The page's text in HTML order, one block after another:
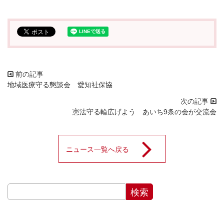
地域医療守る懇談会 愛知社保協
憲法守る輪広げよう あいち9条の会が交流会
ニュース一覧へ戻る